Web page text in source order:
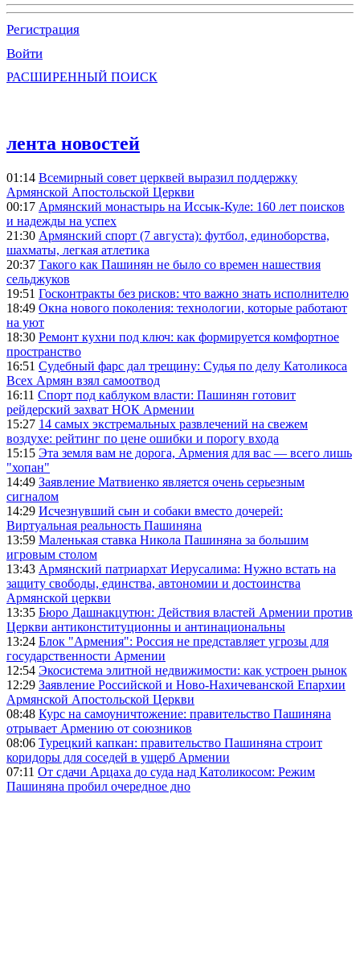
Регистрация
Войти
РАСШИРЕННЫЙ ПОИСК
лента новостей
01:14 Всемирный совет церквей выразил поддержку
Армянской Апостольской Церкви
00:17 Армянский монастырь на Иссык-Куле: 160 лет поисков
и надежды на успех
21:30 Армянский спорт (7 августа): футбол, единоборства,
шахматы, легкая атлетика
20:37 Такого как Пашинян не было со времен нашествия
сельджуков
19:51 Госконтракты без рисков: что важно знать исполнителю
18:49 Окна нового поколения: технологии, которые работают
на уют
18:30 Ремонт кухни под ключ: как формируется комфортное
пространство
16:51 Судебный фарс дал трещину: Судья по делу Католикоса
Всех Армян взял самоотвод
16:11 Спорт под каблуком власти: Пашинян готовит
рейдерский захват НОК Армении
15:27 14 самых экстремальных развлечений на свежем
воздухе: рейтинг по цене ошибки и порогу входа
15:15 Эта земля вам не дорога, Армения для вас — всего лишь
"хопан"
14:49 Заявление Матвиенко является очень серьезным
сигналом
14:29 Исчезнувший сын и собаки вместо дочерей:
Виртуальная реальность Пашиняна
13:59 Маленькая ставка Никола Пашиняна за большим
игровым столом
13:43 Армянский патриархат Иерусалима: Нужно встать на
защиту свободы, единства, автономии и достоинства
Армянской церкви
13:35 Бюро Дашнакцутюн: Действия властей Армении против
Церкви антиконституционны и антинациональны
13:24 Блок "Армения": Россия не представляет угрозы для
государственности Армении
12:54 Экосистема элитной недвижимости: как устроен рынок
12:29 Заявление Российской и Ново-Нахичеванской Епархии
Армянской Апостольской Церкви
08:48 Курс на самоуничтожение: правительство Пашиняна
отрывает Армению от союзников
08:06 Турецкий капкан: правительство Пашиняна строит
коридоры для соседей в ущерб Армении
07:11 От сдачи Арцаха до суда над Католикосом: Режим
Пашиняна пробил очередное дно